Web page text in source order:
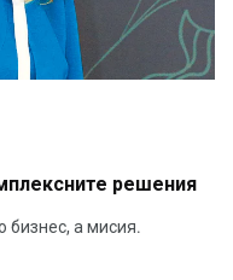
решения
бизнес, а мисия.